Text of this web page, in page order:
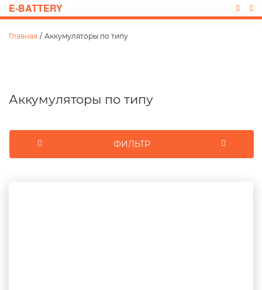
E-BATTERY
Главная / Аккумуляторы по типу
Аккумуляторы по типу
ФИЛЬТР